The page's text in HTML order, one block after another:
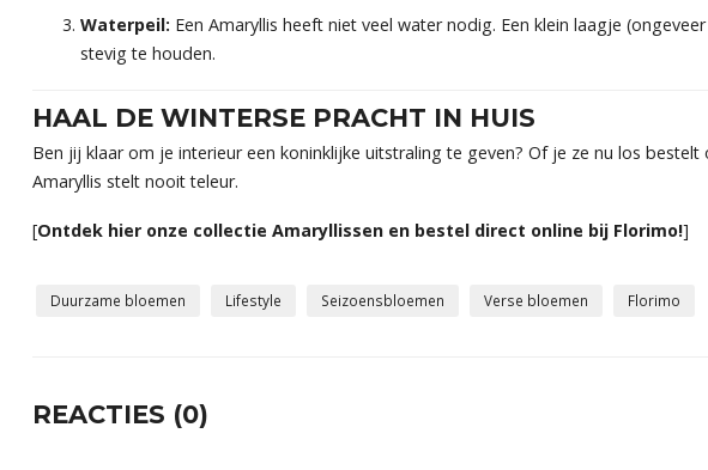
Waterpeil: Een Amaryllis heeft niet veel water nodig. Een klein laagje
stevig te houden.
HAAL DE WINTERSE PRACHT IN HUIS
Ben jij klaar om je interieur een koninklijke uitstraling te geven? Of je ze nu los
Amaryllis stelt nooit teleur.
[Ontdek hier onze collectie Amaryllissen en bestel direct online bij Florimo!]
Duurzame bloemen Lifestyle Seizoensbloemen Verse bloemen Florimo
REACTIES (0)